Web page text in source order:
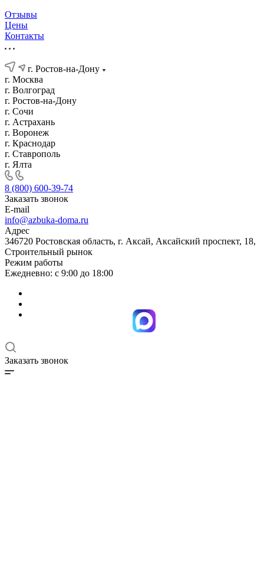
Отзывы
Цены
Контакты
г. Ростов-на-Дону
г. Москва
г. Волгоград
г. Ростов-на-Дону
г. Сочи
г. Астрахань
г. Воронеж
г. Краснодар
г. Ставрополь
г. Ялта
8 (800) 600-39-74
Заказать звонок
E-mail
info@azbuka-doma.ru
Адрес
346720 Ростовская область, г. Аксай, Аксайский проспект, 18,
Строительный рынок
Режим работы
Ежедневно: с 9:00 до 18:00
Заказать звонок